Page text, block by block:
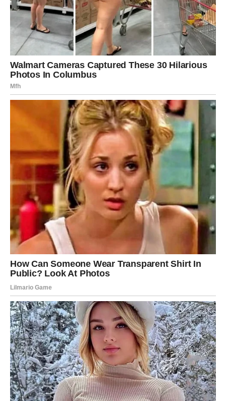
Od čišćenja podova i prozora, preko uklanjanja mrlja, pa sve
do njege namještaja, glicerin nudi prirodno rješenje za
gotovo svaki izazov u domaćinstvu
. Uvođenjem ove
jednostavne promjene u svakodnevnu rutinu, moguće je
postići čist, zdrav i ugodan dom uz minimalan trud.
Ako tražite način da spojite
odgovornost, glicerin je sastojak koji svakako zaslužuje
mjesto u vašem domu.
Oglasi